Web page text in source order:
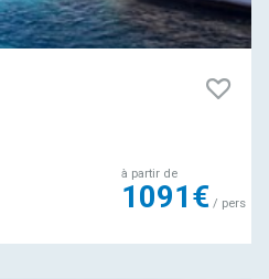
à partir de
1091€/ pers